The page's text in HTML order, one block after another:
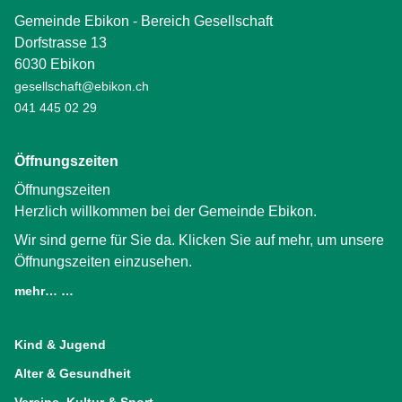
Gemeinde Ebikon - Bereich Gesellschaft
Dorfstrasse 13
6030 Ebikon
gesellschaft@ebikon.ch
041 445 02 29
Öffnungszeiten
Öffnungszeiten
Herzlich willkommen bei der Gemeinde Ebikon.
Wir sind gerne für Sie da. Klicken Sie auf mehr, um unsere
Öffnungszeiten einzusehen.
mehr… …
Kind & Jugend
Alter & Gesundheit